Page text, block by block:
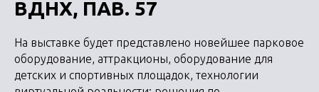
ВДНХ, ПАВ. 57
На выставке будет представлено новейшее парковое
оборудование, аттракционы, оборудование для
детских и спортивных площадок, технологии